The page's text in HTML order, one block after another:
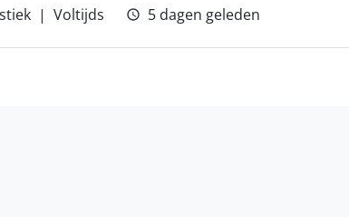
Voltijds 5 dagen geleden